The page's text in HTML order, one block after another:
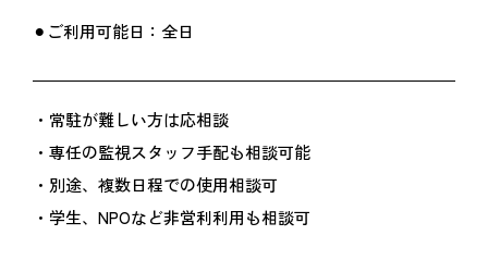
⚫︎ご利用可能日：全日
・常駐が難しい方は応相談
・専任の監視スタッフ手配も相談可能
・別途、複数日程での使用相談可
・学生、NPOなど非営利利用も相談可